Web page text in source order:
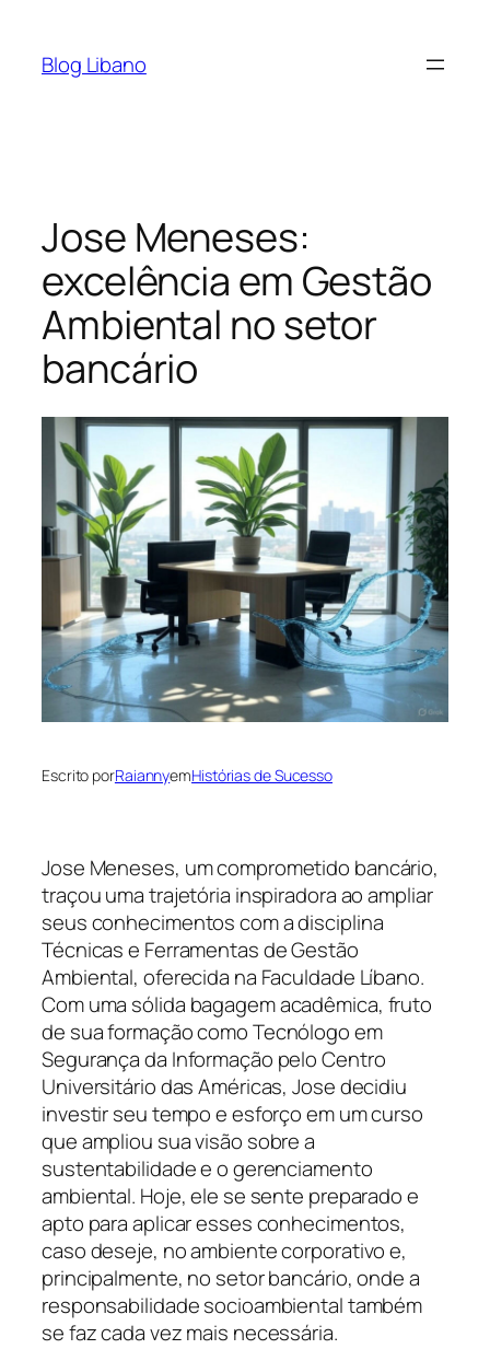
Blog Libano
Jose Meneses:
excelência em Gestão
Ambiental no setor
bancário
Escrito porRaiannyemHistórias de Sucesso
Jose Meneses, um comprometido bancário,
traçou uma trajetória inspiradora ao ampliar
seus conhecimentos com a disciplina
Técnicas e Ferramentas de Gestão
Ambiental, oferecida na Faculdade Líbano.
Com uma sólida bagagem acadêmica, fruto
de sua formação como Tecnólogo em
Segurança da Informação pelo Centro
Universitário das Américas, Jose decidiu
investir seu tempo e esforço em um curso
que ampliou sua visão sobre a
sustentabilidade e o gerenciamento
ambiental. Hoje, ele se sente preparado e
apto para aplicar esses conhecimentos,
caso deseje, no ambiente corporativo e,
principalmente, no setor bancário, onde a
responsabilidade socioambiental também
se faz cada vez mais necessária.